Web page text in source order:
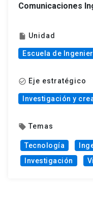
Comunicaciones
insert_drive_file Unidad
Escuela de
check_circle_outline Eje estratégico
Investigación y
local_offer Temas
Tecnología
Investigación